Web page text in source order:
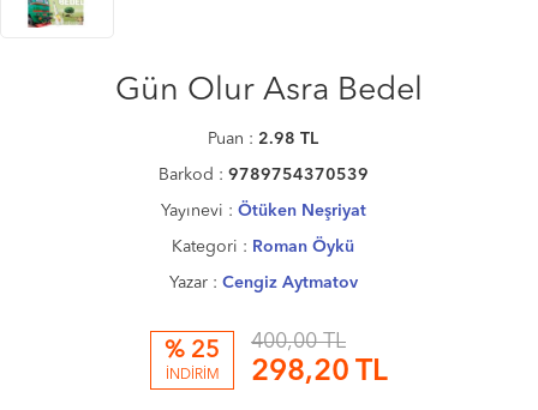
Gün Olur Asra Bedel
Puan : 2.98 TL
Barkod : 9789754370539
Yayınevi : Ötüken Neşriyat
Kategori : Roman Öykü
Yazar : Cengiz Aytmatov
% 25
İNDİRİM
400,00 TL
298,20 TL